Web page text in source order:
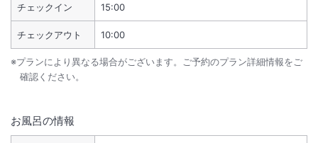
チェックイン 15:00
チェックアウト 10:00
※プランにより異なる場合がございます。ご予約のプラン詳細情報をご
確認ください。
お風呂の情報